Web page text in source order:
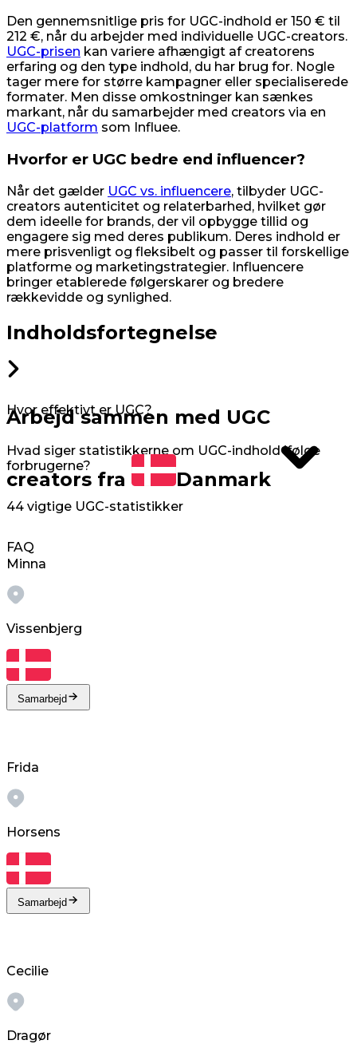
Den gennemsnitlige pris for UGC-indhold er 150 € til
212 €, når du arbejder med individuelle UGC-creators.
UGC-prisen kan variere afhængigt af creatorens
erfaring og den type indhold, du har brug for. Nogle
tager mere for større kampagner eller specialiserede
formater. Men disse omkostninger kan sænkes
markant, når du samarbejder med creators via en
UGC-platform som Influee.
Hvorfor er UGC bedre end influencer?
Når det gælder UGC vs. influencere, tilbyder UGC-
creators autenticitet og relaterbarhed, hvilket gør
dem ideelle for brands, der vil opbygge tillid og
engagere sig med deres publikum. Deres indhold er
mere prisvenligt og fleksibelt og passer til forskellige
platforme og marketingstrategier. Influencere
bringer etablerede følgerskarer og bredere
rækkevidde og synlighed.
Indholdsfortegnelse
Hvor effektivt er UGC?
Hvad siger statistikkerne om UGC-indhold ifølge
forbrugerne?
44 vigtige UGC-statistikker
FAQ
Arbejd sammen med UGC
creators fra Danmark
Minna
Vissenbjerg
Samarbejd
Frida
Horsens
Samarbejd
Cecilie
Dragør